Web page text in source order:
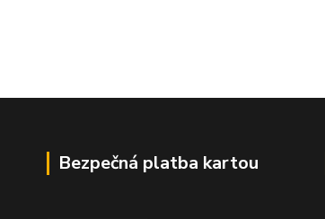
Bezpečná platba kartou